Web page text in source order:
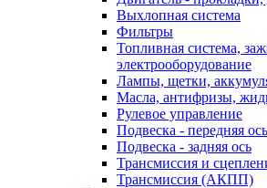
Выхлопная система
Фильтры
Топливная система,
электрооборудование
Лампы, щетки,
Масла, антифризы,
Рулевое управление
Подвеска - передняя ось
Подвеска - задняя ось
Трансмиссия и
Трансмиссия (АКПП)